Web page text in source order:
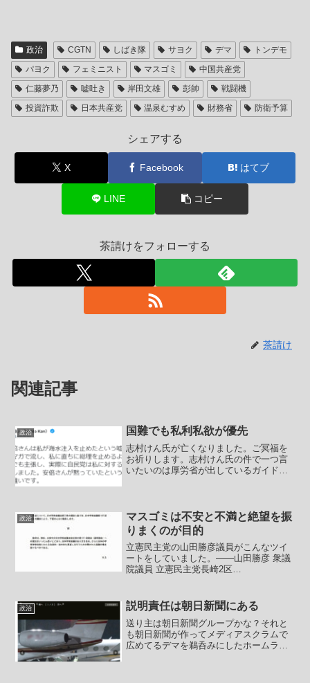
政治 CGTN しばき隊 サヨク デマ
トンデモ
パヨク
フェミニスト マスゴミ
中国共産党
仁藤夢乃
嘘吐き 岸田文雄 彭帥
戦闘機
投資詐欺
日本共産党 温泉むすめ 財務省 防衛予算
シェアする
X Facebook はてブ
LINE コピー
茶請けをフォローする
茶請け
関連記事
政治 国難でも私利私欲が優先
志村けん氏が亡くなりました。ご冥福を
お祈りします。志村けん氏の件で一つ言
いたいのは厚労省が出しているガイドラ
知識が無い上に不勉強で騒...
政治
マスゴミは不安と不満と絶望を振
りまくのが目的
立憲民主党の山田勝彦議員がこんなツイ
ートをしていました。――山田勝彦 衆議
院議員 立憲民主党長崎2区
を強制送還する執行力の強化ではない。
本来難民として保護す...
政治 説明責任は朝日新聞にある
送り主は朝日新聞グループかな？それと
も朝日新聞が作ってメディアスクラムで
広めてるデマを鵜呑みにしたホームラン